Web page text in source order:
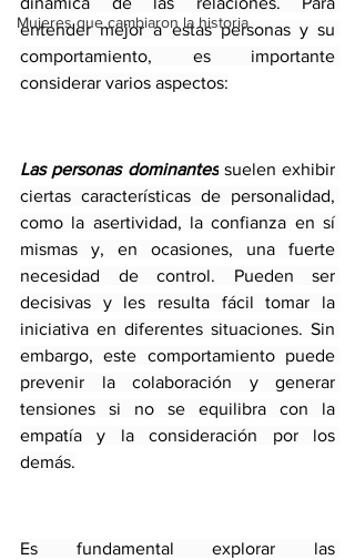
Mujeres que cambiaron la historia
entender mejor a estas personas y su
comportamiento, es importante
considerar varios aspectos:
Las personas dominantes suelen exhibir
ciertas características de personalidad,
como la asertividad, la confianza en sí
mismas y, en ocasiones, una fuerte
necesidad de control. Pueden ser
decisivas y les resulta fácil tomar la
iniciativa en diferentes situaciones. Sin
embargo, este comportamiento puede
prevenir la colaboración y generar
tensiones si no se equilibra con la
empatía y la consideración por los
demás.
Es fundamental explorar las